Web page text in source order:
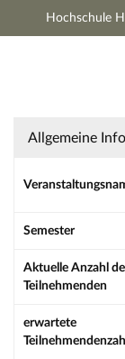
Hochschule
Übung:
Allgemeine
Semester
Aktuelle Anzahl
Teilnehmenden
erwartete
Teilnehmendenzahl